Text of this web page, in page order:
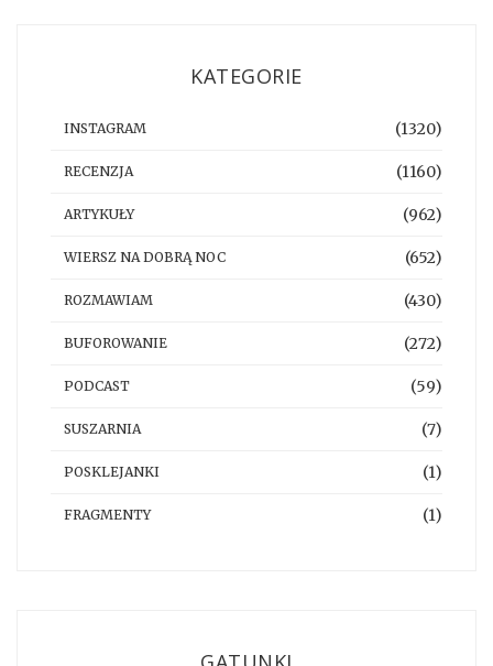
KATEGORIE
INSTAGRAM (1320)
RECENZJA (1160)
ARTYKUŁY (962)
WIERSZ NA DOBRĄ NOC (652)
ROZMAWIAM (430)
BUFOROWANIE (272)
PODCAST (59)
SUSZARNIA (7)
POSKLEJANKI (1)
FRAGMENTY (1)